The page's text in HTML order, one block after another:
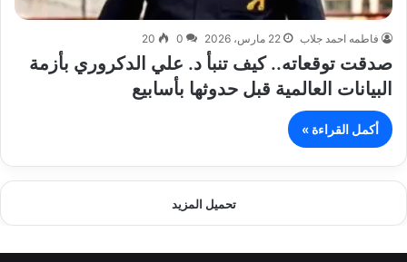
فاطمه احمد جلاب 22 مارس، 2026 0
20
صدقت توقعاته.. كيف تنبأ د. علي الدكروري بأزمة
البيانات العالمية قبل حدوثها بأسابيع
أكمل القراءة »
تحميل المزيد